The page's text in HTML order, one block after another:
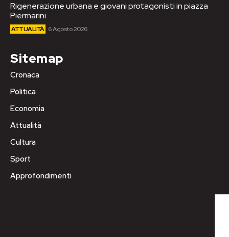
Rigenerazione urbana e giovani protagonisti in piazza
Piermarini
ATTUALITÀ 6 Agosto 2026
Sitemap
Cronaca
Politica
Economia
Attualità
Cultura
Sport
Approfondimenti